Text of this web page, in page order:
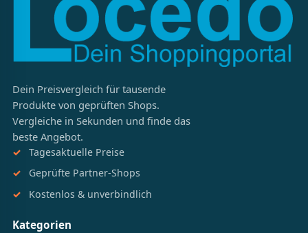
Dein Preisvergleich für tausende
Produkte von geprüften Shops.
Vergleiche in Sekunden und finde das
beste Angebot.
Tagesaktuelle Preise
Geprüfte Partner-Shops
Kostenlos & unverbindlich
Kategorien